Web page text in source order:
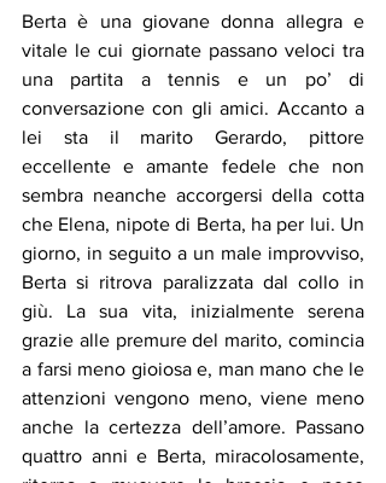
Berta è una giovane donna allegra e
vitale le cui giornate passano veloci tra
una partita a tennis e un po’ di
conversazione con gli amici. Accanto a
lei sta il marito Gerardo, pittore
eccellente e amante fedele che non
sembra neanche accorgersi della cotta
che Elena, nipote di Berta, ha per lui. Un
giorno, in seguito a un male improvviso,
Berta si ritrova paralizzata dal collo in
giù. La sua vita, inizialmente serena
grazie alle premure del marito, comincia
a farsi meno gioiosa e, man mano che le
attenzioni vengono meno, viene meno
anche la certezza dell’amore. Passano
quattro anni e Berta, miracolosamente,